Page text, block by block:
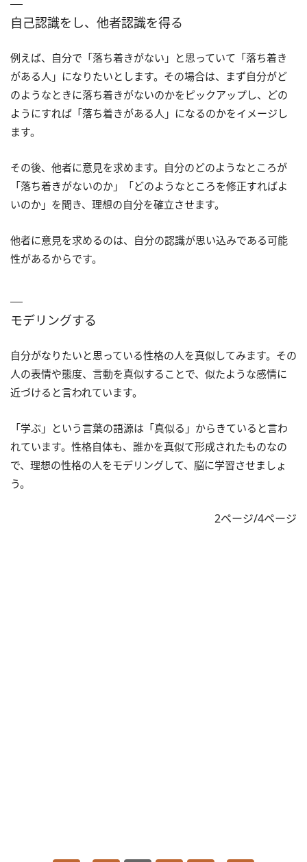
自己認識をし、他者認識を得る
例えば、自分で「落ち着きがない」と思っていて「落ち着き
がある人」になりたいとします。その場合は、まず自分がど
のようなときに落ち着きがないのかをピックアップし、どの
ようにすれば「落ち着きがある人」になるのかをイメージし
ます。
その後、他者に意見を求めます。自分のどのようなところが
「落ち着きがないのか」「どのようなところを修正すればよ
いのか」を聞き、理想の自分を確立させます。
他者に意見を求めるのは、自分の認識が思い込みである可能
性があるからです。
モデリングする
自分がなりたいと思っている性格の人を真似してみます。その
人の表情や態度、言動を真似することで、似たような感情に
近づけると言われています。
「学ぶ」という言葉の語源は「真似る」からきていると言わ
れています。性格自体も、誰かを真似て形成されたものなの
で、理想の性格の人をモデリングして、脳に学習させましょ
う。
2ページ/4ページ